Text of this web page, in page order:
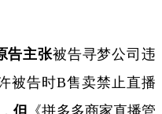
告主张被告寻梦公司违
被告时B售卖禁止直播
但 《拼多多商家直播管